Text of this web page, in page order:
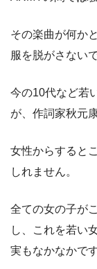
その楽曲が何か
服を脱がさない
今の10代など若
が、作詞家秋元
女性からすると
しれません。
全ての女の子が
し、これを若い
実もなかなかで